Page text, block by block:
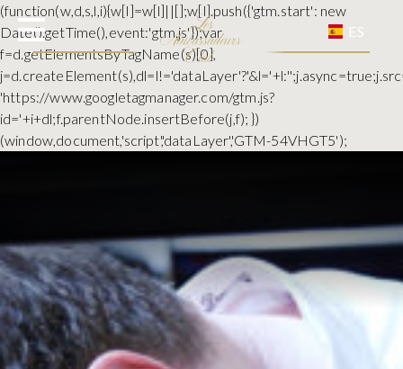
(function(w,d,s,l,i){w[l]=w[l]||[];w[l].push({'gtm.start': new
Date().getTime(),event:'gtm.js'});var
f=d.getElementsByTagName(s)[0],
'https://www.googletagmanager.com/gtm.js?
id='+i+dl;f.parentNode.insertBefore(j,f); })
(window,document,'script','dataLayer','GTM-54VHGT5');
ES